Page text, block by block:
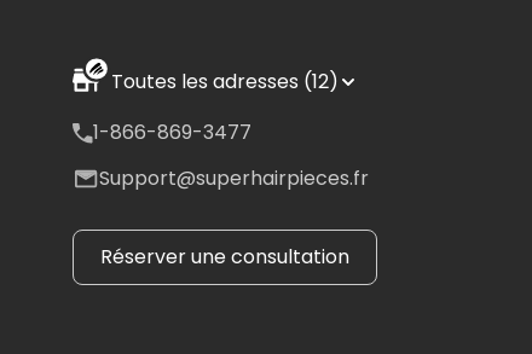
Toutes les adresses (12)
1-866-869-3477
Support@superhairpieces.fr
Réserver une consultation